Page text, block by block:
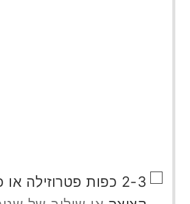
▢
2-3 כפות פטרוזילה או